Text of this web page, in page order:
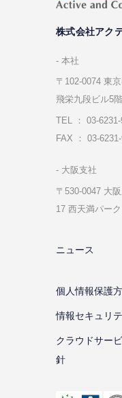
株式会社アク
本社
〒102-0074 東
飛栄九段ビル5階
TEL ： 03-
FAX ： 03-
⼤阪⽀社
〒530-0047 ⼤
17 ⻄天満パー
ニュース
個⼈情報保護
情報セキュリ
クラウドサー
針